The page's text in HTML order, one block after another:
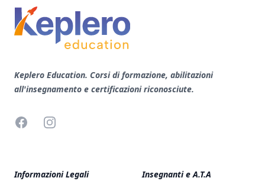
Keplero Education. Corsi di formazione, abilitazioni
all'insegnamento e certificazioni riconosciute.
FacebookInstagram
Informazioni Legali Insegnanti e A.T.A